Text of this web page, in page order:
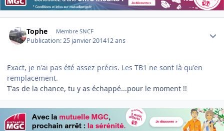
Tophe Membre SNCF
Publication:25 janvier 201412 ans
Exact, je n'ai pas été assez précis. Les TB1 ne sont là qu'en
remplacement.
T'as de la chance, tu y as échappé...pour le moment !!